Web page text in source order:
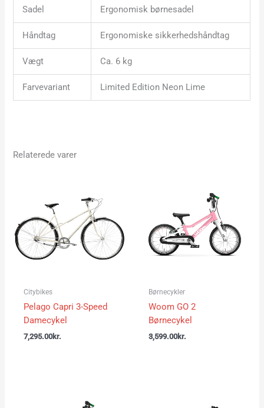
Sadel Ergonomisk børnesadel
Håndtag Ergonomiske sikkerhedshåndtag
Vægt Ca. 6 kg
Farvevariant Limited Edition Neon Lime
Relaterede varer
Citybikes
Pelago Capri 3-Speed
Damecykel
7,295.00kr.
Børnecykler
Woom GO 2
Børnecykel
3,599.00kr.